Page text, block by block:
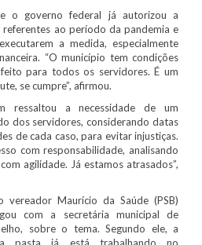
o governo federal já autorizou a
ao período da pandemia e
a medida, especialmente
“O município tem condições
para todos os servidores. É um
se cumpre”, afirmou.
a necessidade de um
dos servidores, considerando datas
de cada caso, para evitar injustiças.
com responsabilidade, analisando
agilidade. Já estamos atrasados”,
Maurício da Saúde (PSB)
com a secretária municipal de
sobre o tema. Segundo ele, a
pasta já está trabalhando no